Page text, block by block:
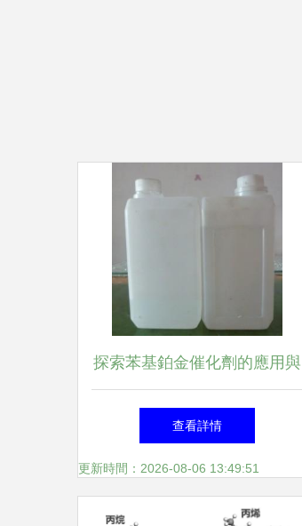
探索苯基鉑金催化劑的應用與
價值——技術光學圖鑒解讀
查看詳情
更新時間：2026-08-06 13:49:51